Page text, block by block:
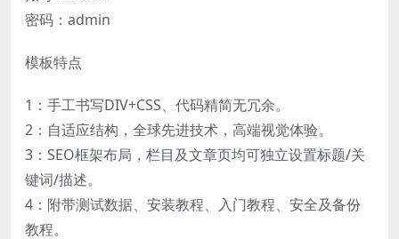
密码：admin
模板特点
1：手工书写DIV+CSS、代码精简无冗余。
2：自适应结构，全球先进技术，高端视觉体验。
3：SEO框架布局，栏目及文章页均可独立设置标题/关
键词/描述。
4：附带测试数据、安装教程、入门教程、安全及备份
教程。